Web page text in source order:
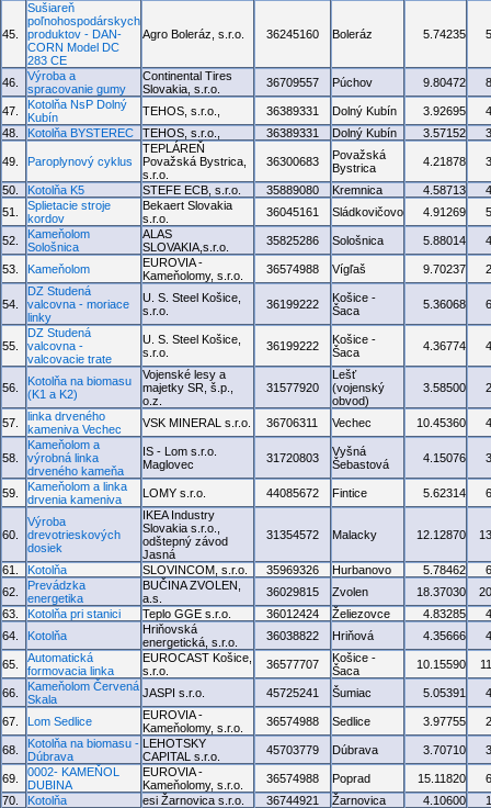
45.
Sušiareň
poľnohospodárskych
produktov - DAN-
CORN Model DC
283 CE
Agro Boleráz, s.r.o. 36245160 Boleráz 5.74235
46.
Výroba a
spracovanie gumy
Continental Tires
Slovakia, s.r.o.
36709557 Púchov 9.80472
47.
Kotolňa NsP Dolný
Kubín
TEHOS, s.r.o., 36389331 Dolný Kubín 3.92695
48.
Kotolňa BYSTEREC TEHOS, s.r.o., 36389331 Dolný Kubín 3.57152
49. Paroplynový cyklus
TEPLÁREŇ
Považská Bystrica,
s.r.o.
36300683
Považská
Bystrica
4.21878
50. Kotolňa K5 STEFE ECB, s.r.o. 35889080 Kremnica 4.58713
51.
Splietacie stroje
kordov
Bekaert Slovakia
s.r.o.
36045161 Sládkovičovo 4.91269
52.
Kameňolom
Sološnica
ALAS
SLOVAKIA,s.r.o.
35825286 Sološnica 5.88014
53. Kameňolom
EUROVIA -
Kameňolomy, s.r.o.
36574988 Vígľaš 9.70237
54.
DZ Studená
valcovna - moriace
linky
U. S. Steel Košice,
s.r.o.
36199222
Košice -
Šaca
5.36068
55.
DZ Studená
valcovna -
valcovacie trate
U. S. Steel Košice,
s.r.o.
36199222
Košice -
Šaca
4.36774
56.
Kotolňa na biomasu
(K1 a K2)
Vojenské lesy a
majetky SR, š.p.,
o.z.
31577920
Lešť
(vojenský
obvod)
3.58500
57.
linka drveného
kameniva Vechec
VSK MINERAL s.r.o. 36706311 Vechec 10.45360
58.
Kameňolom a
výrobná linka
drveného kameňa
IS - Lom s.r.o.
Maglovec
31720803
Vyšná
Šebastová
4.15076
59.
Kameňolom a linka
drvenia kameniva
LOMY s.r.o. 44085672 Fintice 5.62314
60.
Výroba
drevotrieskových
dosiek
IKEA Industry
Slovakia s.r.o.,
odštepný závod
Jasná
31354572 Malacky 12.12870
61. Kotolňa SLOVINCOM, s.r.o. 35969326 Hurbanovo 5.78462
62.
Prevádzka
energetika
BUČINA ZVOLEN,
a.s.
36029815 Zvolen 18.37030
63.
Kotolňa pri stanici Teplo GGE s.r.o. 36012424 Želiezovce 4.83285
64.
Kotolňa
Hriňovská
energetická, s.r.o.
36038822 Hriňová 4.35666
65.
Automatická
formovacia linka
EUROCAST Košice,
s.r.o.
36577707
Košice -
Šaca
10.15590
66.
Kameňolom Červená
Skala
JASPI s.r.o. 45725241 Šumiac 5.05391
67. Lom Sedlice
EUROVIA -
Kameňolomy, s.r.o.
36574988 Sedlice 3.97755
68.
Kotolňa na biomasu -
Dúbrava
LEHOTSKY
CAPITAL s.r.o.
45703779 Dúbrava 3.70710
69.
0002- KAMEŇOL
DUBINA
EUROVIA -
Kameňolomy, s.r.o.
36574988 Poprad 15.11820
70.
Kotolňa esi Žarnovica s.r.o. 36744921 Žarnovica 4.10600